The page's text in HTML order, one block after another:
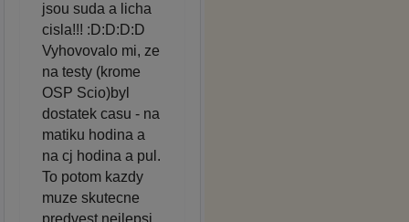
jsou suda a licha
cisla!!! :D:D:D:D
Vyhovovalo mi, ze
na testy (krome
OSP Scio)byl
dostatek casu - na
matiku hodina a
na cj hodina a pul.
To potom kazdy
muze skutecne
predvest nejlepsi